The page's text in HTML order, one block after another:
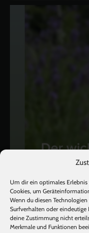
Um dir ein optimales
Cookies, um
Wenn du diesen
Surfverhalten oder eindeutige
deine Zustimmung nicht
Merkmale und Funktionen
Mehr laden